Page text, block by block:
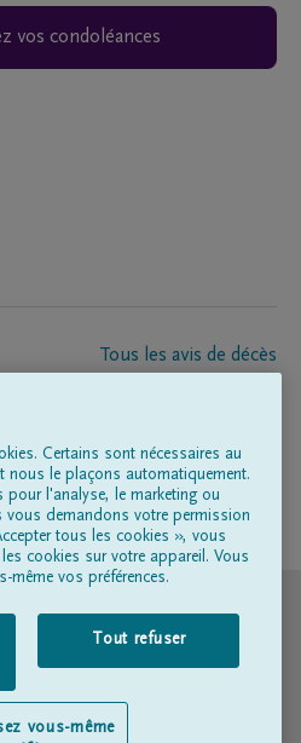
vos condoléances
Tous les avis de décès
de pompes funèbres
d'utilisation
à la vie privée
Certains sont nécessaires au
nous le plaçons automatiquement.
l'analyse, le marketing ou
demandons votre permission
tous les cookies », vous
cookies sur votre appareil. Vous
même vos préférences.
Tout refuser
vous-même